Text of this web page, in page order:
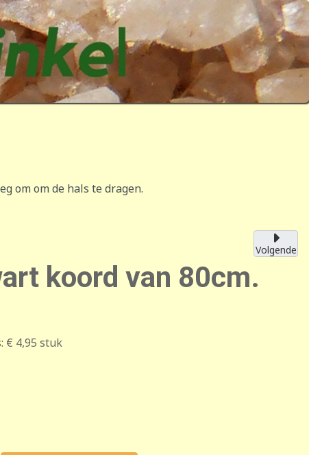
om om de hals te dragen.
Volgende
koord van 80cm.
€ 4,95 stuk